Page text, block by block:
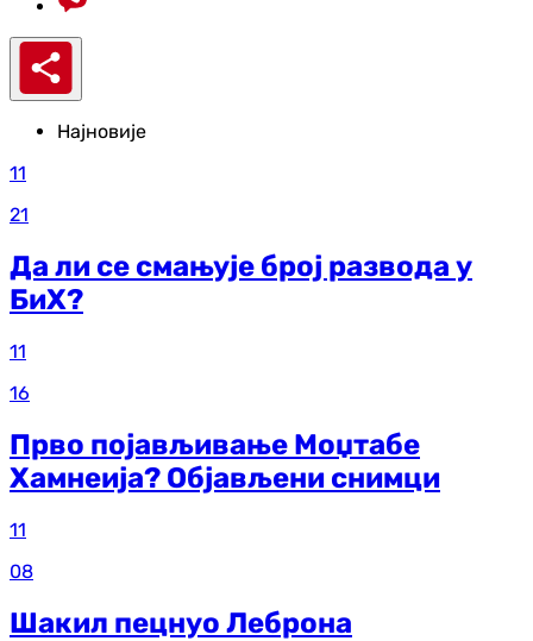
Најновије
11
21
Да ли се смањује број развода у
БиХ?
11
16
Прво појављивање Моџтабе
Хамнеија? Објављени снимци
11
08
Шакил пецнуо Леброна